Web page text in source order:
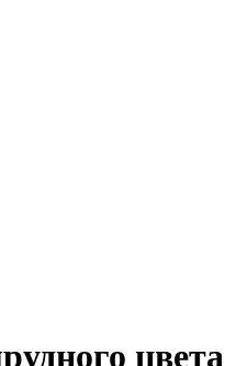
цвета